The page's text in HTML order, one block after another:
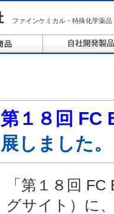
ファインケミカル・特殊化学薬
第１８回 FC
展しました。
「第１８回
グサイト）に